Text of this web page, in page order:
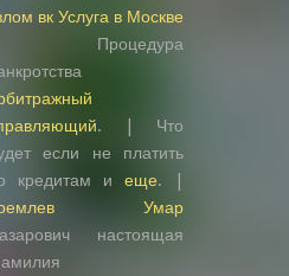
вк Услуга в Москве
Процедура
. | Что
если не платить
кредитам и еще. |
Умар
настоящая